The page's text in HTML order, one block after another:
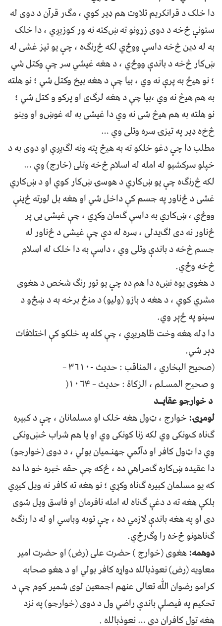
ﺩﺍ ﺧﻠﮏ د ﻗﺮﺍﻧﮑﺮﻳﻢ ﺗﻼﻭﺕ ﻫﻢ ډﻳﺮ ﮐﻮﻱ ، ﻣګﺭ ﻗﺮﺁﻥ د ﺩﻭﯼ ﻟﻪ
ﺳﺘﻮﻧﯥ څﺧﻪ د ﺩﻭﯼ ﺯړﻭﻧﻮ ﺗﻪ ښﮐﺘﻪ ﻧﻪ ﻭﺭ ﮐﻮﺯﻳږﻱ ، ﺩﺍ ﺧﻠﮏ
ﺑﻪ ﻟﻪ ﺩﻳﻦ څﺧﻪ ﺩﺍﺳﯥ ﻭوځﻱ ﻟﮑﻪ څﺭﻧګﻩ ، ﭼﯥ ﻳﻮ ﺗﻴﺰ ﻏﺸﯽ ﻟﻪ
ښﮐﺎﺭ څﺧﻪ د ﺑﺎﻧﺪﯤ ﻭﻭځﻱ ، د ﻫﻐﻪ ﻏﻴﺸﻲ ﺳﺮ ﭼﯥ ﻭﮐﺘﻞ ﺷﻲ
؛ ﻧﻮ ﻫﻴڅ ﺑﻪ ﭘﺮﯤ ﻧﻪ ﻭﻱ ، ﺑﻴﺎ ﭼﯥ د ﻫﻐﻪ ﺑﻴﺦ ﻭﮐﺘﻞ ﺷﻲ ؛ ﻧﻮ ﻫﻠﺘﻪ
ﺑﻪ ﻫﻢ ﻫﻴڅ ﻧﻪ ﻭﻱ ،ﺑﻴﺎ ﭼﯥ د ﻫﻐﻪ ﻟﺮګﯼ ﺍﻭ ﭘﺮﮐﻮ و ﮐﺘﻞ ﺷﻲ ؛
ﻧﻮ ﻫﻠﺘﻪ ﺑﻪ ﻫﻢ ﻫﻴڅ ﺷﯽ ﻧﻪ ﻭﻱ ﺩﺍ ﻏﻴﺸﯽ ﺑﻪ ﻟﻪ ﻏﻮښﻭ ﺍﻭ ﻭﻳﻨﻮ
څﺥه ډﻳﺮ ﭘﻪ ﺗﻴﺰۍ ﺳﺮﻩ ﻭﺗﻠﯽ ﻭﻱ …
ﻣﻄﻠﺐ ﺩﺍ ﭼﯥ ﺩﻏﻮ ﺧﻠﮑﻮ ﺗﻪ ﺑﻪ ﻫﻴڅ ﭘﺘﻪ ﻭﻧﻪ ﻟګﻳږﻱ ﺍﻭ ﺩﻭﯼ ﺑﻪ د
ﺧﭙﻠﻮ ﺳﺮﮐﺸﻴﻮ ﻟﻪ ﺍﻣﻠﻪ ﻟﻪ ﺍﺳﻼﻡ څﺧﻪ ﻭﺗﻠﯽ (ﺧﺎﺭﺝ) ﻭﻱ …
ﻟﮑﻪ څﺭﻧګﻩ ﭼﯥ ﻳﻮ ښﮐﺎﺭﻱ د ﻫﻮﺳۍ ښﮐﺎﺭ ﮐﻮﻱ ﺍﻭ د ښﮐﺎﺭي
ﻏﺸﯽ د ځﻧﺎﻭﺭ ﭘﻪ ﺟﺴﻢ ﮐﯥ ﺩﺍﺧﻞ ﺷﻲ ﺍﻭ ﻫﻐﻪ ﺑﻞ ﻟﻮﺭﺗﻪ ځﻳﻨﯥ
ﻭﻭځﻱ ، ښﮐﺎﺭﻱ ﺑﻪ ﺩﺍﺳﯥ ګﻣﺎﻥ ﻭﮐړﻱ ، ﭼﯥ ﻏﻴﺸﯽ ﻳﯽ ﭘﺮ
ځﻧﺎﻭﺭ ﻧﻪ ﺩی ﻟګﻳﺪﻟﯽ ، ﺳﺮﻩ ﻟﻪ ﺩﯤ ﭼﯥ ﻏﻴﺸﯽ د ځﻧﺎﻭﺭ ﻟﻪ
ﺟﺴﻢ څﺧﻪ د ﺑﺎﻧﺪﯤ ﻭﺗﻠﯽ ﻭﻱ ، ﺩﺍﺳﯥ ﺑﻪ ﺩﺍ ﺧﻠﮏ ﻟﻪ ﺍﺳﻼﻡ
څﺧﻪ ﻭځﻱ.
د ﻫﻐﻮﯼ ﻳﻮﻩ ﻧښﻩ ﺩﺍ ﻫﻢ ﺩﻩ ﭼﯥ ﻳﻮ ﺗﻮﺭ ﺭﻧګ ﺷﺨﺺ د ﻫﻐﻮﯼ
ﻣﺸﺮﻱ ﮐﻮﻱ ، د ﻫﻐﻪ د ﺑﺎﺯﻭ (ﻭﻟﻴﻮ) د ﻣﻨځ ﺑﺮﺧﻪ ﺑﻪ د ښځﻭ د
ﺳﻴﻨﻮ ﭘﻪ څﯦﺮ ﻭﻱ.
ﺩﺍ ډﻟﻪ ﻫﻐﻪ ﻭﺧﺖ ﻇﺎﻫﺮﻳږﻱ ، ﭼﯥ ﮐﻠﻪ ﭘﻪ ﺧﻠﮑﻮ ﮐﯥ ﺍﺧﺘﻼﻓﺎﺕ
ډﯦﺮ ﺷﻲ.
(ﺻﺤﻴﺢ ﺍﻟﺒﺨﺎﺭﻱ ، ﺍﻟﻤﻨﺎﻗﺐ : ﺣﺪﻳﺚ -۳۶۱۰ –
و ﺻﺤﻴح ﺍﻟﻤﺴـﻠﻢ ، ﺍﻟﺰﮐﺎﺓ : ﺣﺪﻳﺚ – ۱۰۶۴(
د ﺧﻮﺍﺭﺟﻮ ﻋﻘﺎﻳــﺪ
لومړۍ:ﺧﻮﺍﺭﺝ ، ټﻭﻝ ﻫﻐﻪ ﺧﻠﮏ ﺍﻭ ﻣﺴﻠﻤﺎﻧﺎﻥ ، ﭼﯥ د ﮐﺒﻴﺮﻩ
ګﻧﺎﻩ کﻮﻧﮑﯽ ﻭﻱ ﻟﮑﻪ ﺯﻧﺎ ﮐﻮﻧﮑﯽ ﻭﻱ ﺍﻭ ﻳﺎ ﻫﻢ ﺷﺮﺍﺏ څښﻭﻧﮑﯽ
ﻭﻱ ﺩﺍ ټﻭﻝ ﮐﺎﻓﺮ ﺍﻭ ﺩﺁﺋﻤﻲ ﺟﻬﻨـﻤﻴﺎﻥ ﺑﻮﻟﻲ ، د ﺩﻭﯼ (ﺧﻮﺍﺭﺟﻮ)
ﺩﺍ ﻋﻘﻴﺪﻩ ښﮐﺎﺭﻩ ګﻣﺮﺍﻫﻲ ﺩﻩ ، ځﮐﻪ ﭼﯥ ﺣﻘﻪ ﺧﺒﺮﻩ ﺧﻮ ﺩﺍ ﺩﻩ
ﮐﻪ ﻳﻮ ﻣﺴﻠﻤﺎﻥ ﮐﺒﻴﺮﻩ ګﻧﺎﻩ ﻭﮐړﻱ ؛ ﻧﻮ ﻫﻐﻪ ﺗﻪ ﮐﺎﻓﺮ ﻧﻪ ﻭﻳﻞ ﮐﻴږﻱ
ﺑﻠﮑﯥ ﻫﻐﻪ ﺗﻪ د ﺩﻏﯥ ګﻧﺎﻩ ﻟﻪ ﺍﻣﻠﻪ ﻧﺎﻓﺮﻣﺎﻥ ﺍﻭ ﻓﺎﺳﻖ ﻭﻳﻞ ﺷﻮﯼ
ﺩﯼ ﺍﻭ ﭘﻪ ﻫﻐﻪ ﺑﺎﻧﺪﯤ ﻻﺯﻣﻲ ﺩﻩ ، ﭼﯥ ﺗﻮﺑﻪ ﻭﺑﺎﺳﻲ ﺍﻭ ﻟﻪ ﺩﺍ ﺭﻧګﻩ
ګﻧﺎﻫﻮﻧﻮ ځﺧه ﺭﺍ ﻭګﺭځﻱ.
دوهمه:ﻫﻐﻮﯼ (ﺧﻮﺍﺭﺝ ) ﺣﻀﺮﺕ ﻋﻠﯽ (ﺭﺽ) ﺍﻭ ﺣﻀﺮﺕ ﺍﻣﻴﺮ
ﻣﻌﺎﻭﻳﻪ (ﺭﺽ) ﻧﻌﻮﺫﺑﺎﻟﻠه ﺩﻭﺍړﻩ ﮐﺎﻓﺮ ﺑﻮﻟﻲ ﺍﻭ د ﻫﻐﻮ ﺻﺤﺎﺑﻪ
ﮐﺮﺍﻣﻮ ﺭﺿﻮﺍﻥ ﷲ ﺗﻌﺎﻟﯽ ﻋﻨﻬﻢ ﺍﺟﻤﻌﻴﻦ ﻟﻮﯼ ﺷﻤﻴﺮ ﮐﻮﻡ ﭼﯥ د
ﺗﺤﮑﻴﻢ ﭘﻪ ﻓﻴﺼﻠﯥ ﺑﺎﻧﺪﯤ ﺭﺍﺿﻲ ﻭﻝ د ﺩﻭﯼ (ﺧﻮﺍﺭﺟﻮ) ﭘﻪ ﻧﺰﺩ
ﻫﻐﻪ ﺗﻮﻝ ﮐﺎﻓﺮﺍﻥ ﺩﻱ … ﻧﻌﻮﺫﺑﺎﻟﻠه .